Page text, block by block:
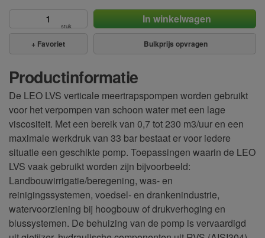
stuk
In winkelwagen
Bulkprijs opvragen
+ Favoriet
Productinformatie
De LEO LVS verticale meertrapspompen worden gebruikt
voor het verpompen van schoon water met een lage
viscositeit. Met een bereik van 0,7 tot 230 m3/uur en een
maximale werkdruk van 33 bar bestaat er voor iedere
situatie een geschikte pomp. Toepassingen waarin de LEO
LVS vaak gebruikt worden zijn bijvoorbeeld:
Landbouwirrigatie/beregening, was- en
reinigingssystemen, voedsel- en drankenindustrie,
watervoorziening bij hoogbouw of drukverhoging en
blussystemen. De behuizing van de pomp is vervaardigd